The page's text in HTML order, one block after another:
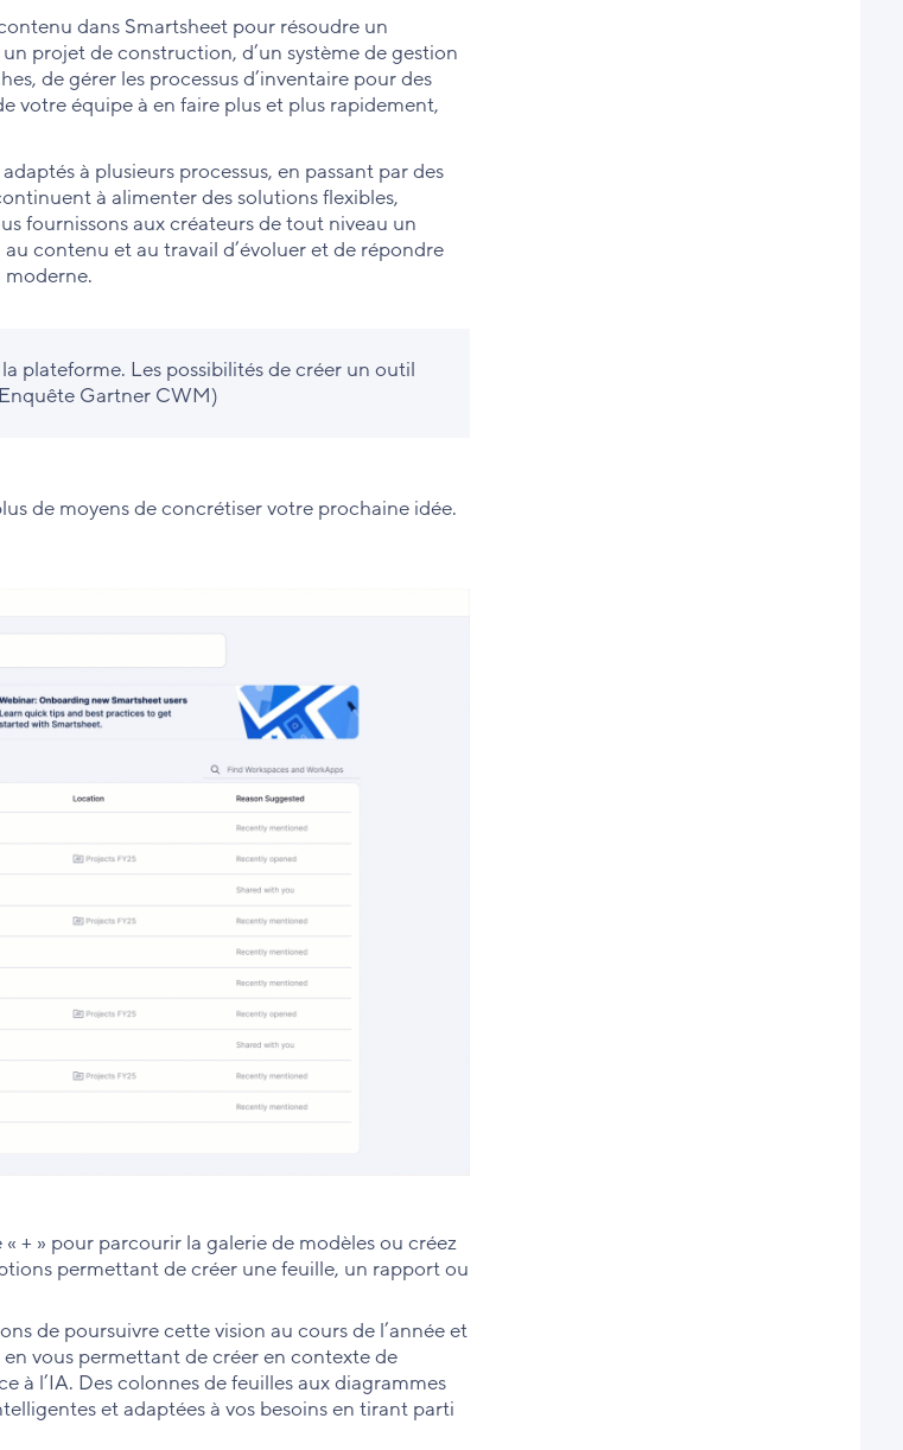
dans Smartsheet pour résoudre un
projet de construction, d’un système de gestion
de gérer les processus d’inventaire pour des
votre équipe à en faire plus et plus rapidement,
à plusieurs processus, en passant par des
à alimenter des solutions flexibles,
fournissons aux créateurs de tout niveau un
contenu et au travail d’évoluer et de répondre
moderne.
plateforme. Les possibilités de créer un outil
Gartner CWM)
de moyens de concrétiser votre prochaine idée.
+ » pour parcourir la galerie de modèles ou créez
permettant de créer une feuille, un rapport ou
de poursuivre cette vision au cours de l’année et
vous permettant de créer en contexte de
à l’IA. Des colonnes de feuilles aux diagrammes
et adaptées à vos besoins en tirant parti